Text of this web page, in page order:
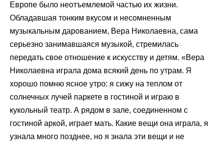
Европе было неотъемлемой частью их жизни.
Обладавшая тонким вкусом и несомненным
музыкальным дарованием, Вера Николаевна, сама
серьезно занимавшаяся музыкой, стремилась
передать свое отношение к искусству и детям. «Вера
Николаевна играла дома всякий день по утрам. Я
хорошо помню ясное утро: я сижу на теплом от
солнечных лучей паркете в гостиной и играю в
кукольный театр. А рядом в зале, соединенном с
гостиной аркой, играет мать. Какие вещи она играла, я
узнала много позднее, но я знала эти вещи и не